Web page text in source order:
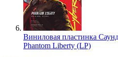
Виниловая пластинка
Phantom Liberty (LP)